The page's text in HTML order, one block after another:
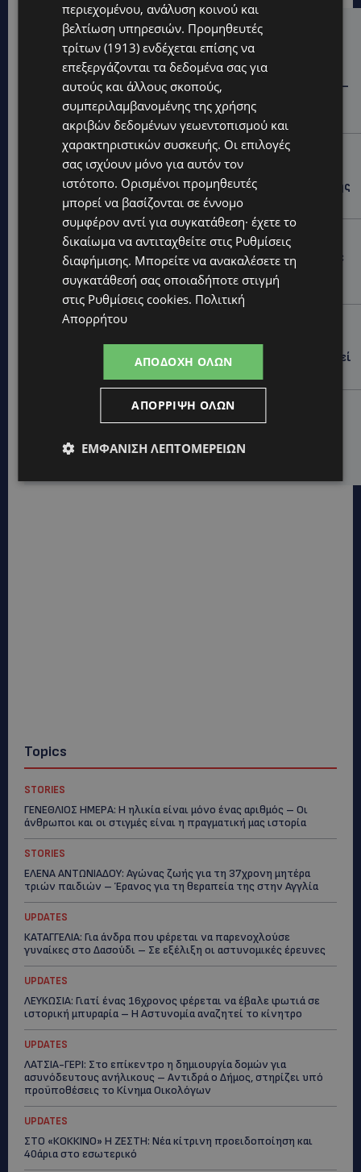
Hot this week
STORIES
ΓΕΝΕΘΛΙΟΣ ΗΜΕΡΑ: Η ηλικία είναι μόνο ένας αριθμός –
Οι άνθρωποι και οι στιγμές είναι η πραγματική μας
ιστορία
STORIES
ΕΛΕΝΑ ΑΝΤΩΝΙΑΔΟΥ: Αγώνας ζωής για τη 37χρονη
μητέρα τριών παιδιών – Έρανος για τη θεραπεία της
στην Αγγλία
UPDATES
ΚΑΤΑΓΓΕΛΙΑ: Για άνδρα που φέρεται να παρενοχλούσε
γυναίκες στο Δασούδι – Σε εξέλιξη οι αστυνομικές
έρευνες
UPDATES
ΛΕΥΚΩΣΙΑ: Γιατί ένας 16χρονος φέρεται να έβαλε
φωτιά σε ιστορική μπυραρία – Η Αστυνομία αναζητεί
ΛΑΤΣΙΑ-ΓΕΡΙ: Στο επίκεντρο η δημιουργία δομών για
ασυνόδευτους ανήλικους – Αντιδρά ο Δήμος,
στηρίζει υπό προϋποθέσεις το Κίνημα Οικολόγων
Topics
STORIES
ΓΕΝΕΘΛΙΟΣ ΗΜΕΡΑ: Η ηλικία είναι μόνο ένας αριθμός – Οι
άνθρωποι και οι στιγμές είναι η πραγματική μας ιστορία
STORIES
ΕΛΕΝΑ ΑΝΤΩΝΙΑΔΟΥ: Αγώνας ζωής για τη 37χρονη μητέρα
τριών παιδιών – Έρανος για τη θεραπεία της στην Αγγλία
UPDATES
ΚΑΤΑΓΓΕΛΙΑ: Για άνδρα που φέρεται να παρενοχλούσε
γυναίκες στο Δασούδι – Σε εξέλιξη οι αστυνομικές έρευνες
UPDATES
ΛΕΥΚΩΣΙΑ: Γιατί ένας 16χρονος φέρεται να έβαλε φωτιά σε
ιστορική μπυραρία – Η Αστυνομία αναζητεί το κίνητρο
UPDATES
ΛΑΤΣΙΑ-ΓΕΡΙ: Στο επίκεντρο η δημιουργία δομών για
ασυνόδευτους ανήλικους – Αντιδρά ο Δήμος, στηρίζει υπό
προϋποθέσεις το Κίνημα Οικολόγων
UPDATES
ΣΤΟ «ΚΟΚΚΙΝΟ» Η ΖΕΣΤΗ: Νέα κίτρινη προειδοποίηση και
40άρια στο εσωτερικό
περιεχομένου, ανάλυση κοινού και
βελτίωση υπηρεσιών. Προμηθευτές
τρίτων (1913) ενδέχεται επίσης να
επεξεργάζονται τα δεδομένα σας για
αυτούς και άλλους σκοπούς,
συμπεριλαμβανομένης της χρήσης
ακριβών δεδομένων γεωεντοπισμού και
χαρακτηριστικών συσκευής. Οι επιλογές
σας ισχύουν μόνο για αυτόν τον
ιστότοπο. Ορισμένοι προμηθευτές
μπορεί να βασίζονται σε έννομο
συμφέρον αντί για συγκατάθεση· έχετε το
δικαίωμα να αντιταχθείτε στις Ρυθμίσεις
διαφήμισης. Μπορείτε να ανακαλέσετε τη
συγκατάθεσή σας οποιαδήποτε στιγμή
στις Ρυθμίσεις cookies. Πολιτική
Απορρήτου
ΑΠΟΔΟΧΉ ΌΛΩΝ
ΑΠΌΡΡΙΨΗ ΌΛΩΝ
ΕΜΦΆΝΙΣΗ ΛΕΠΤΟΜΕΡΕΙΏΝ